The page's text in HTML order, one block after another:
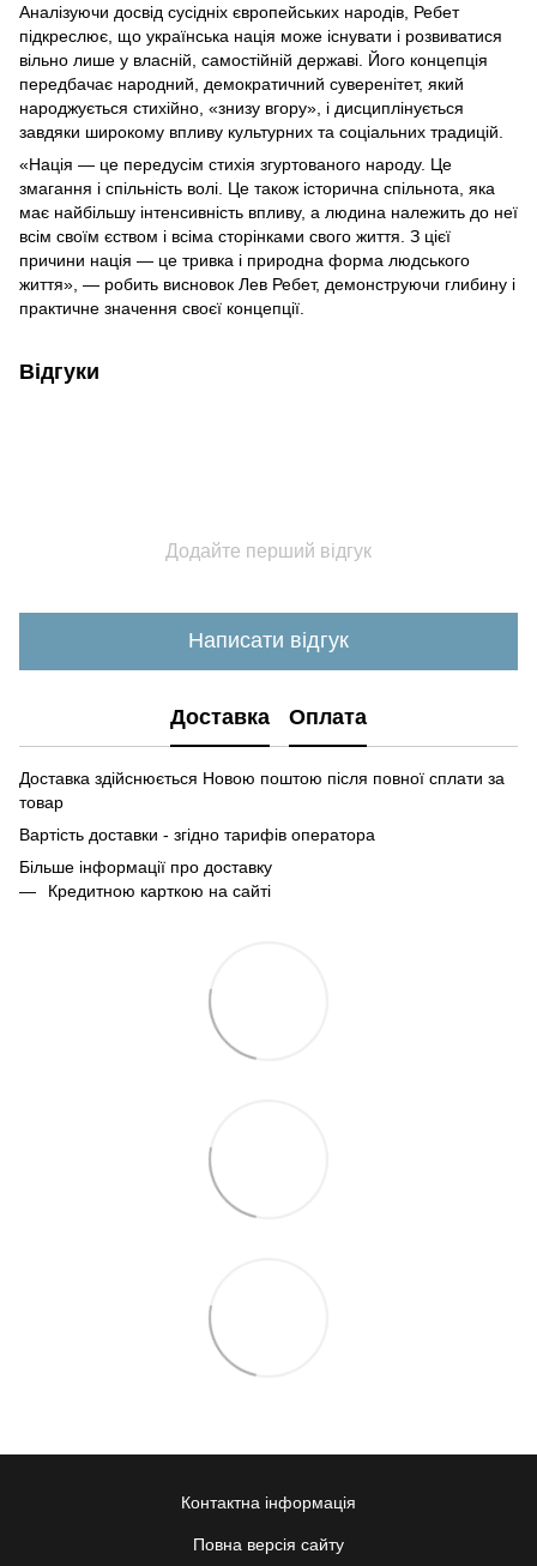
Аналізуючи досвід сусідніх європейських народів, Ребет
підкреслює, що українська нація може існувати і розвиватися
вільно лише у власній, самостійній державі. Його концепція
передбачає народний, демократичний суверенітет, який
народжується стихійно, «знизу вгору», і дисциплінується
завдяки широкому впливу культурних та соціальних традицій.
«Нація — це передусім стихія згуртованого народу. Це
змагання і спільність волі. Це також історична спільнота, яка
має найбільшу інтенсивність впливу, а людина належить до неї
всім своїм єством і всіма сторінками свого життя. З цієї
причини нація — це тривка і природна форма людського
життя», — робить висновок Лев Ребет, демонструючи глибину і
практичне значення своєї концепції.
Відгуки
Додайте перший відгук
Написати відгук
Доставка Оплата
Доставка здійснюється Новою поштою після повної сплати за
товар
Вартість доставки - згідно тарифів оператора
Більше інформації про доставку
Кредитною карткою на сайті
Контактна інформація
Повна версія сайту